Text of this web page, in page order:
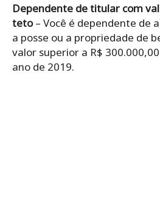
Dependente de titular com
teto– Você é dependente de
a posse ou a propriedade de
valor superior a R$
ano de 2019.